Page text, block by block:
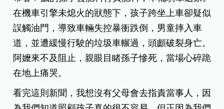
在機車引擎未熄火的狀態下，孩子跨坐上車卻疑似
誤觸油門，導致車輛失控暴衝跌倒，男童摔入車
道，並遭緩慢行駛的垃圾車輾過，頭顱破裂身亡。
阿嬤來不及阻止，親眼目睹孫子慘死，當場心碎跪
在地上痛哭。
看完這則新聞，我想沒有父母會去指責當事人，因